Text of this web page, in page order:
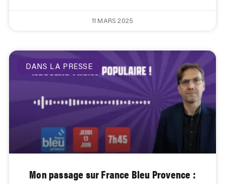
11 MARS 2025
DANS LA PRESSE
Mon passage sur France Bleu Provence :